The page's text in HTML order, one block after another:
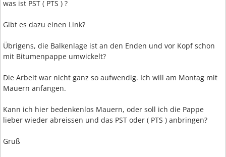
was ist PST ( PTS ) ?
Gibt es dazu einen Link?
Übrigens, die Balkenlage ist an den Enden und vor Kopf schon
mit Bitumenpappe umwickelt?
Die Arbeit war nicht ganz so aufwendig. Ich will am Montag mit
Mauern anfangen.
Kann ich hier bedenkenlos Mauern, oder soll ich die Pappe
lieber wieder abreissen und das PST oder ( PTS ) anbringen?
Gruß